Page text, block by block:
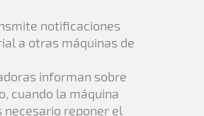
notificaciones
a otras máquinas de
informan sobre
cuando la máquina
reponer el